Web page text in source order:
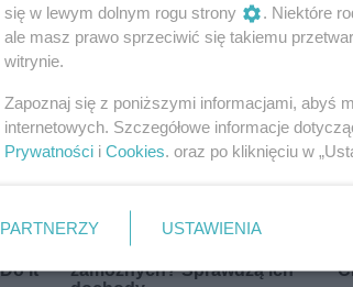
się w lewym dolnym rogu strony
. Niektóre
ale masz prawo sprzeciwić się takiemu
witrynie.
Zapoznaj się z poniższymi informacjami, abyś
internetowych. Szczegółowe informacje
Prywatności i Cookies. oraz po kliknięciu w
PARTNERZY USTAWIENIA